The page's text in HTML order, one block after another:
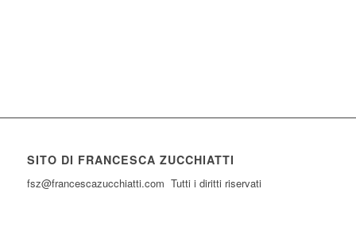
SITO DI FRANCESCA ZUCCHIATTI
fsz@francescazucchiatti.com Tutti i diritti riservati